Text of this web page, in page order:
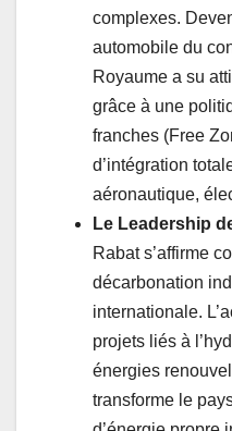
complexes.
automobile du
Royaume a su
grâce à une
franches (Free
d’intégration
aéronautique,
Le Leadership
Rabat s’affirme
décarbonation
internationale.
projets liés à
énergies
transforme le